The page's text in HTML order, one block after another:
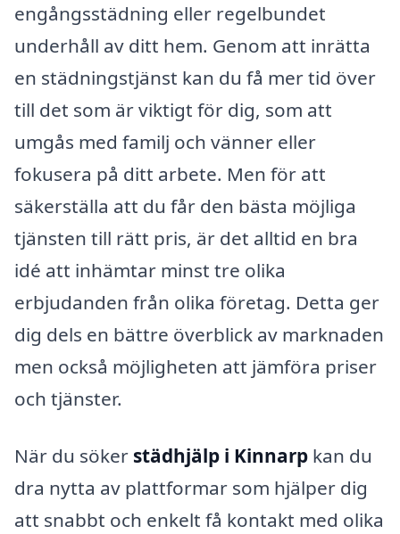
engångsstädning eller regelbundet
underhåll av ditt hem. Genom att inrätta
en städningstjänst kan du få mer tid över
till det som är viktigt för dig, som att
umgås med familj och vänner eller
fokusera på ditt arbete. Men för att
säkerställa att du får den bästa möjliga
tjänsten till rätt pris, är det alltid en bra
idé att inhämtar minst tre olika
erbjudanden från olika företag. Detta ger
dig dels en bättre överblick av marknaden
men också möjligheten att jämföra priser
och tjänster.
När du söker städhjälp i Kinnarp kan du
dra nytta av plattformar som hjälper dig
att snabbt och enkelt få kontakt med olika